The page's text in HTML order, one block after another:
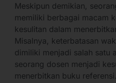
Meskipun demikian,
memiliki berbagai macam
kesulitan dalam
Misalnya, keterbatasan
dimiliki menjadi salah satu
seorang dosen menjadi
menerbitkan buku referensi.